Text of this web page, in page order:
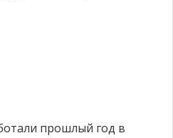
прошлый год в